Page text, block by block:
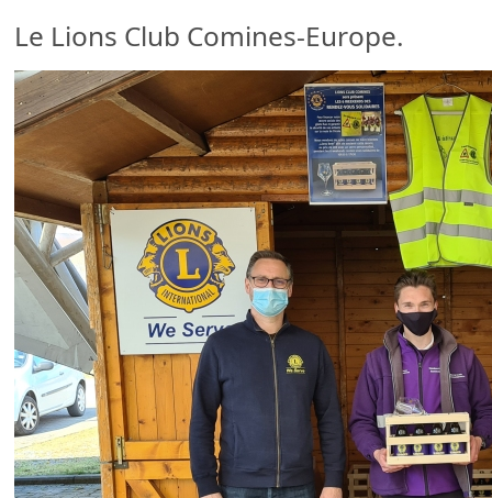
Le Lions Club Comines-Europe.